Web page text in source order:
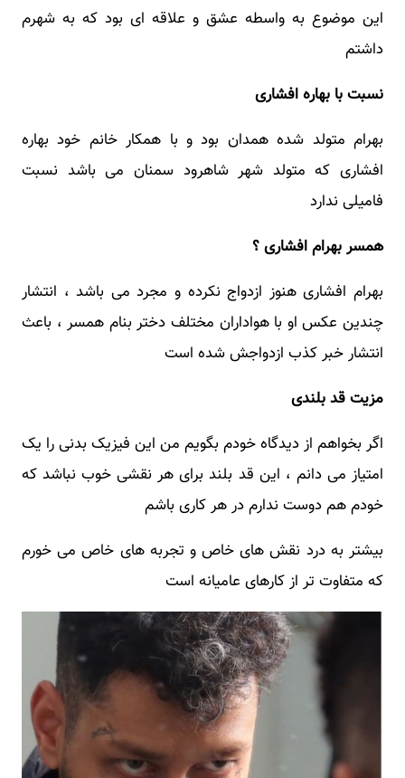
این موضوع به‌ واسطه عشق و علاقه‌ ‎ای بود که به شهرم
داشتم
نسبت با بهاره افشاری
بهرام متولد شده همدان بود و با همکار خانم خود بهاره
افشاری که متولد شهر شاهرود سمنان می باشد نسبت
فامیلی ندارد
همسر بهرام افشاری ؟
بهرام افشاری هنوز ازدواج نکرده و مجرد می باشد ، انتشار
چندین عکس او با هواداران مختلف دختر بنام همسر ، باعث
انتشار خبر کذب ازدواجش شده است
مزیت قد بلندی
اگر بخواهم از دیدگاه خودم بگویم من این فیزیک بدنی را یک
امتیاز می‌ دانم ، این قد بلند برای هر نقشی خوب نباشد که
خودم هم دوست ندارم در هر کاری باشم
بیشتر به‌ درد نقش‌ های خاص و تجربه‌ های خاص می‌ خورم
که متفاوت‌ تر از کارهای عامیانه است